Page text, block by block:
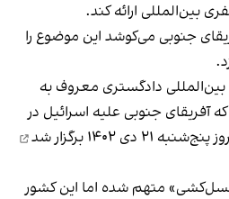
بین‌المللی ارائه کند.
جنوبی می‌کوشد این موضوع را
دادگستری معروف به
که آفریقای جنوبی علیه اسرائیل در
۲۱ دی ۱۴۰۲
برگزار شد
متهم شده اما این کشور